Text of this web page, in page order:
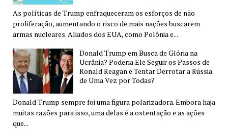
As políticas de Trump enfraqueceram os esforços de não
proliferação, aumentando o risco de mais nações buscarem
armas nucleares. Aliados dos EUA, como Polônia e...
Donald Trump em Busca de Glória na
Ucrânia? Poderia Ele Seguir os Passos de
Ronald Reagan e Tentar Derrotar a Rússia
de Uma Vez por Todas?
Donald Trump sempre foi uma figura polarizadora. Embora haja
muitas razões para isso, uma delas é a ostentação e as ações
que...